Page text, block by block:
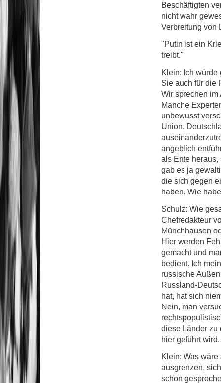
Beschäftigten
nicht wahr
Verbreitung von
"Putin ist ein
treibt."
Klein: Ich würde
Sie auch für die
Wir sprechen im
Manche
unbewusst
Union,
angeblich
als Ente heraus,
gab es ja
die sich gegen
haben. Wie
Schulz: Wie
Chefredakteur
Münchhausen
Hier werden
gemacht und
bedient. Ich
russische
Russland-
hat, hat sich
Nein, man
diese Länder zu
hier geführt wird.
Klein: Was
ausgrenzen,
schon